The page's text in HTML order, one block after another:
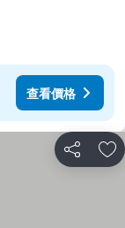
查看價格
分享 加